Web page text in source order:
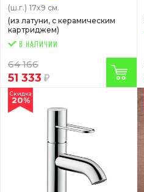
(ш.г.) 17x9 см.
(из латуни, с керамическим
картриджем)
64 166
51 333
Скидка
20%